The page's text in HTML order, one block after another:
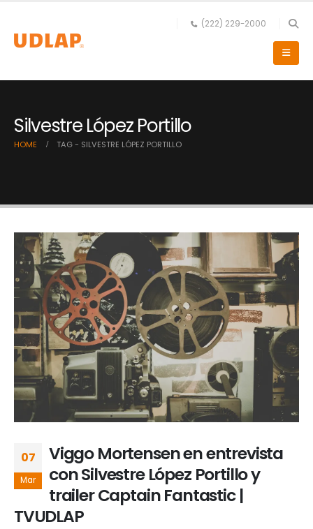
(222) 229-2000
Silvestre López Portillo
HOME TAG - SILVESTRE LÓPEZ PORTILLO
07
Mar
Viggo Mortensen en entrevista
con Silvestre López Portillo y
trailer Captain Fantastic |
TVUDLAP